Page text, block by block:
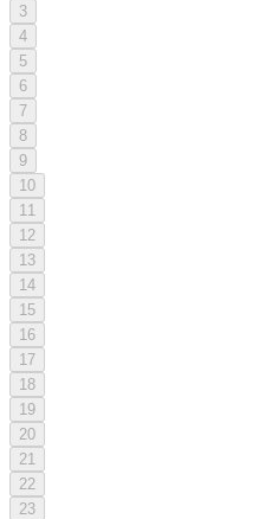
3
4
5
6
7
8
9
10
11
12
13
14
15
16
17
18
19
20
21
22
23